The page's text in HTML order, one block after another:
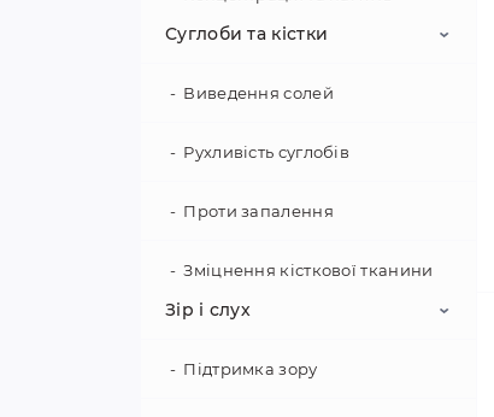
Суглоби та кістки
Виведення солей
Рухливість суглобів
Проти запалення
Зміцнення кісткової тканини
Зір і слух
Підтримка зору